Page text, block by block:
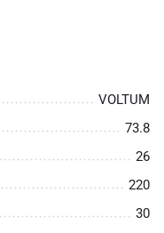
VOLTUM
73.8
26
220
30